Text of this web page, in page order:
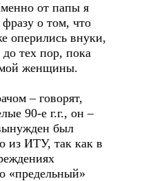
от папы я
о том, что
оперились внуки,
тех пор, пока
женщины.
– говорят,
90-е г.г., он –
был
из ИТУ, так как в
«предельный»